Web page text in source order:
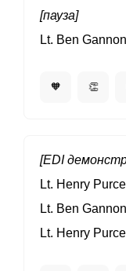
[пауза]
Lt. Ben Gannon
🧡 👏
[EDI
Lt. Henry Purcell
Lt. Ben Gannon
Lt. Henry Purcell